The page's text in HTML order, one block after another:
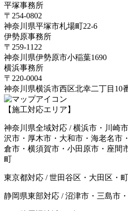
平塚事務所
〒254-0802
神奈川県平塚市札場町22-6
伊勢原事務所
〒259-1122
神奈川県伊勢原市⼩稲葉1690
横浜事務所
〒220-0004
神奈川県横浜市西区北幸二丁目10
【施工対応エリア】
神奈川県全域対応 / 横浜市・川崎
沢市・厚木市・大和市・海老名市
倉市・横須賀市・小田原市・座間
町
東京都対応 / 世田谷区・大田区・
静岡県東部対応 / 沼津市・三島市